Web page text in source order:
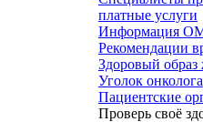
платные услуги
Информация
Рекомендации
Здоровый образ
Уголок онколога
Пациентские
Проверь своё